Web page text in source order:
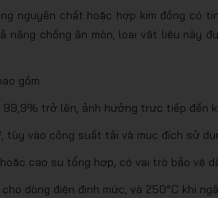
nguyên chất hoặc hợp kim đồng có
năng chống ăn mòn, loại vật liệu này
gồm:
trở lên, ảnh hưởng trực tiếp đến
tùy vào công suất tải và mục đích sử
hoặc cao su tổng hợp, có vai trò bảo vệ
dòng điện định mức, và 250°C khi